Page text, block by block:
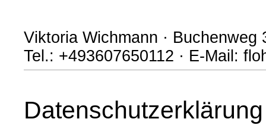
Viktoria Wichmann · Buchenweg
Tel.: +493607650112 · E-Mail:
Datenschutzerklärung